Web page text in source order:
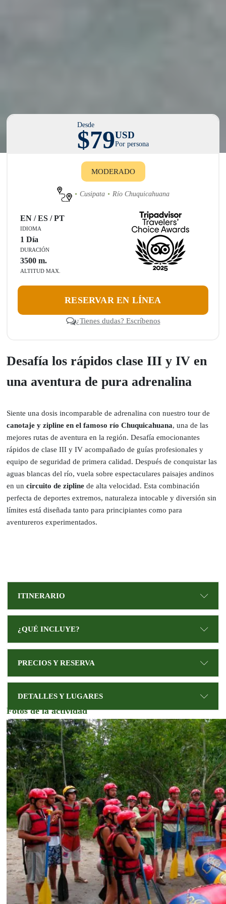
Desde
$79USD
Por persona
MODERADO
Cusipata Río Chuquicahuana
EN / ES / PT
IDIOMA
1 Día
DURACIÓN
3500 m.
ALTITUD MAX.
RESERVAR EN LÍNEA
¿Tienes dudas? Escríbenos
Desafía los rápidos clase III y IV en
una aventura de pura adrenalina
Siente una dosis incomparable de adrenalina con nuestro tour de
canotaje y zipline en el famoso río Chuquicahuana, una de las
mejores rutas de aventura en la región. Desafía emocionantes
rápidos de clase III y IV acompañado de guías profesionales y
equipo de seguridad de primera calidad. Después de conquistar las
aguas blancas del río, vuela sobre espectaculares paisajes andinos
en uncircuito de zipline de alta velocidad. Esta combinación
perfecta de deportes extremos, naturaleza intocable y diversión sin
límites está diseñada tanto para principiantes como para
aventureros experimentados.
ITINERARIO
¿QUÉ INCLUYE?
PRECIOS Y RESERVA
DETALLES Y LUGARES
Un día antes Le brindaremos la Información completa
del tour.
Pasaremos por su hotel previo al inicio del Tour.
Transporte turístico durante el tour - Ida y Retorno.
El tour incluye un Almuerzo
Equipo de profesionales que le brindarán seguridad
durante la practica del Kayak
SERVICIO EN GRUPO
Precio por persona
Canotaje
Zipline
Transporte en grupo
Guiado en grupo
Almuerzo
Cusipata, un pintoresco pueblo reconocido como el
punto de partida para explorar la Montaña de Colores.
Este destino ofrece a los visitantes la oportunidad de
descansar y prepararse antes de la caminata, mientras
disfrutan de los hermosos paisajes naturales y aprenden
sobre la cultura local.
Fotos de la actividad